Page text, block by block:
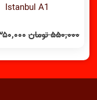
Istanbul A1
۵۵۰,۰۰۰تومان